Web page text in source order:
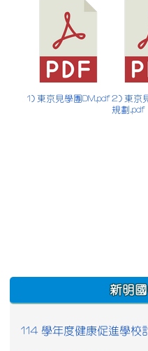
1) 東京見學團DM.pdf 2) 東京
規劃.pdf
:::
新明
114 學年度健康促進學校